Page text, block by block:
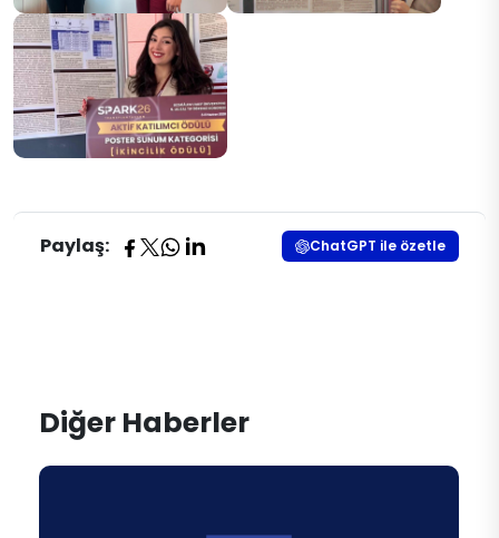
Paylaş: ChatGPT ile özetle
Diğer Haberler